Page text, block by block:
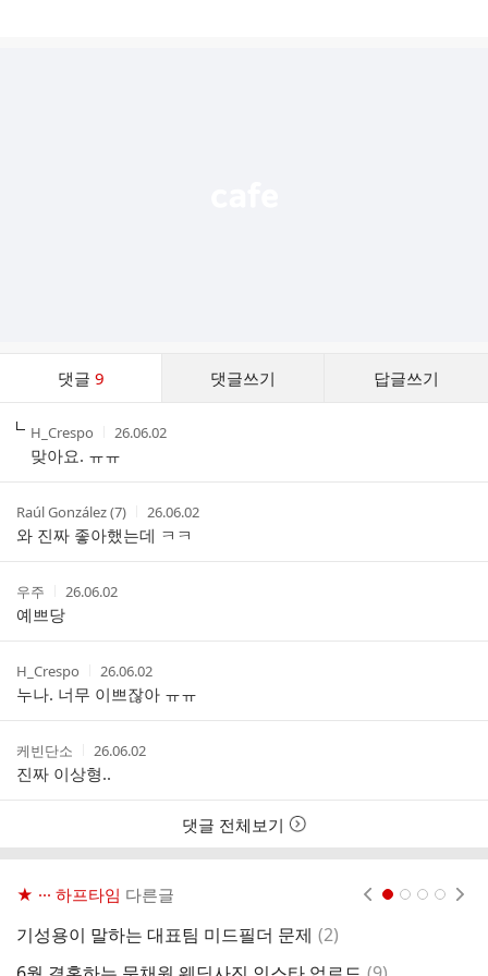
댓글 9 댓글쓰기 답글쓰기
스
작
성
자
H_Crespo
작
시
간
26.06.02
맞아요. ㅠㅠ
작
성
자
Raúl González (7)
작
성
시
간
26.06.02
와 진짜 좋아했는데 ㅋㅋ
작
성
자
우주
작
성
간
26.06.02
예쁘당
작
성
자
H_Crespo
작
성
시
간
26.06.02
누나. 너무 이쁘잖아 ㅠㅠ
작
성
자
케빈단소
작
성
시
간
26.06.02
진짜 이상형..
댓글 전체보기
★ ··· 하프타임 다른글
기성용이 말하는 대표팀 미드필더 문제 댓
(2)